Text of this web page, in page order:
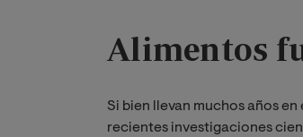
Alimentos
Si bien llevan muchos años
recientes investigaciones